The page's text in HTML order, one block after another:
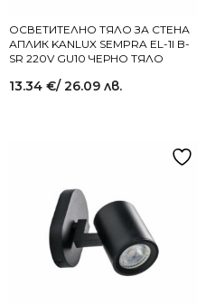
OСВЕТИТЕЛНО ТЯЛО ЗА СТЕНА
АПЛИК KANLUX SEMPRA EL-1I B-
SR 220V GU10 ЧЕРНО ТЯЛО
13.34 €/ 26.09 лв.